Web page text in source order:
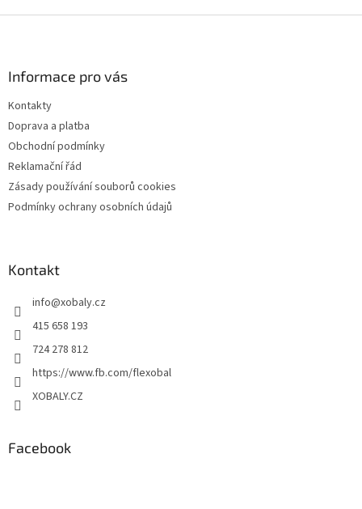
Informace pro vás
Kontakty
Doprava a platba
Obchodní podmínky
Reklamační řád
Zásady používání souborů cookies
Podmínky ochrany osobních údajů
Kontakt
info@xobaly.cz
415 658 193
724 278 812
https://www.fb.com/flexobal
XOBALY.CZ
Facebook